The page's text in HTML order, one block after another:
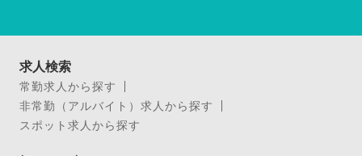
求人検索
常勤求人から探す
非常勤（アルバイト）求人から探す
スポット求人から探す